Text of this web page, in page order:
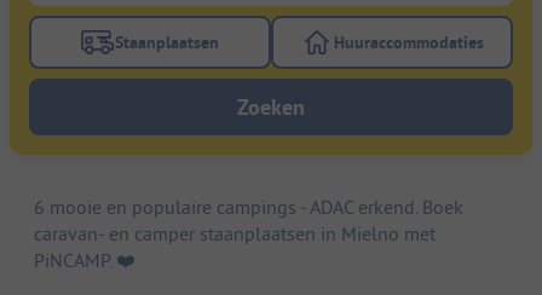
Gebruik de filterknop staanplaatsen om te zoeken
Staanplaatsen Gebruik de
Huuraccommodaties
Zoeken
6 mooie en populaire campings - ADAC erkend. Boek
caravan- en camper staanplaatsen in Mielno met
PiNCAMP. ❤️️